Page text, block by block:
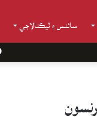
سائنس ۽ ٽيڪنالاجي